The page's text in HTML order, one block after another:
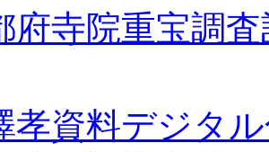
府寺院重宝調
孝資料デジタ